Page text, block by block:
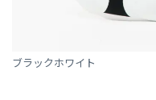
ブラックホワイト